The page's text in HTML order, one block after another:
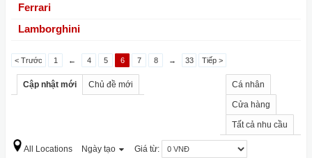
Ferrari
Lamborghini
< Trước 1 ← 4 5 6 7 8 → 33 Tiếp >
Cập nhật mới Chủ đề mới Cá nhân
Cửa hàng
Tất cả nhu cầu
All Locations Ngày tạo Giá từ: